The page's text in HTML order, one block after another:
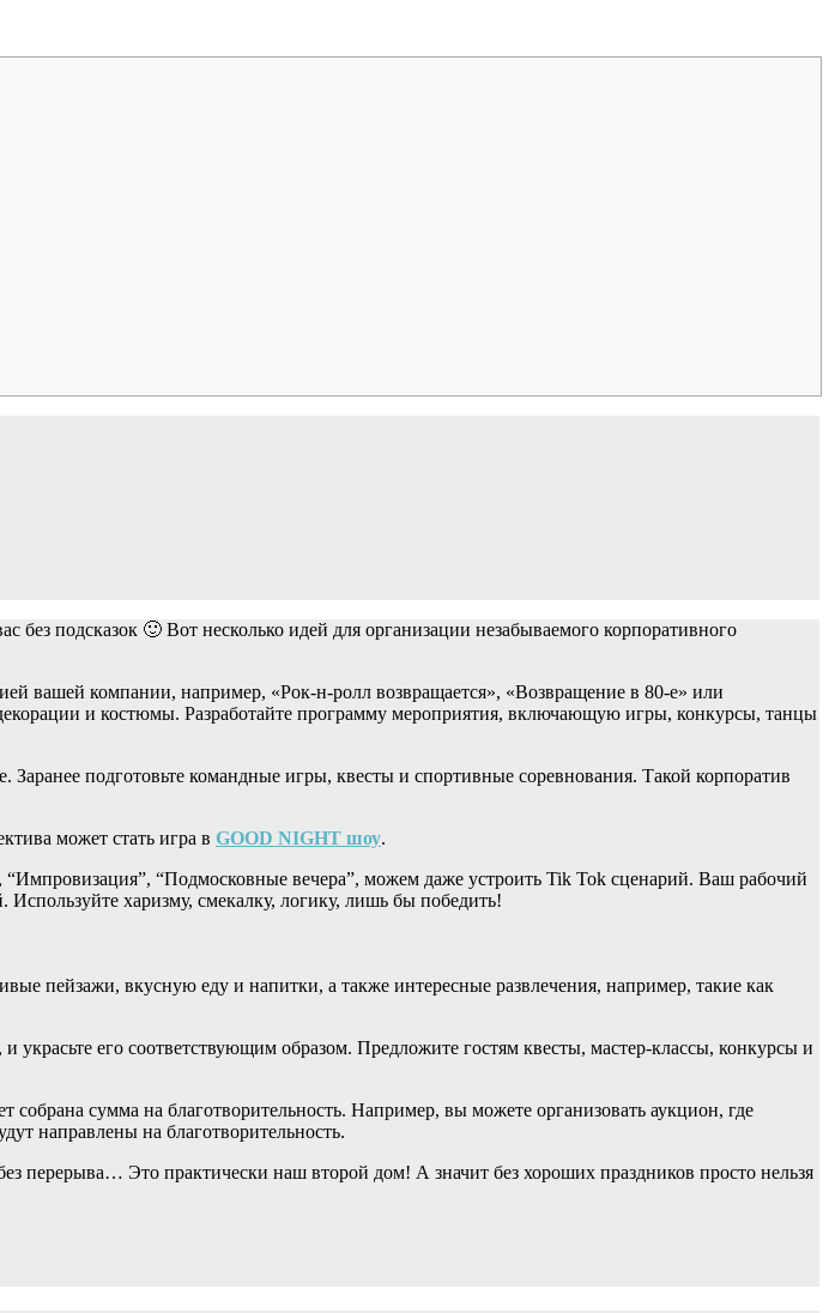
подсказок 🙂 Вот несколько идей для организации незабываемого корпоративного
вашей компании, например, «Рок-н-ролл возвращается», «Возвращение в 80-е» или
и костюмы. Разработайте программу мероприятия, включающую игры, конкурсы, танцы
Заранее подготовьте командные игры, квесты и спортивные соревнования. Такой корпоратив
может стать игра в GOOD NIGHT шоу.
“Подмосковные вечера”, можем даже устроить Tik Tok сценарий. Ваш рабочий
Используйте харизму, смекалку, логику, лишь бы победить!
пейзажи, вкусную еду и напитки, а также интересные развлечения, например, такие как
украсьте его соответствующим образом. Предложите гостям квесты, мастер-классы, конкурсы и
собрана сумма на благотворительность. Например, вы можете организовать аукцион, где
направлены на благотворительность.
перерыва… Это практически наш второй дом! А значит без хороших праздников просто нельзя